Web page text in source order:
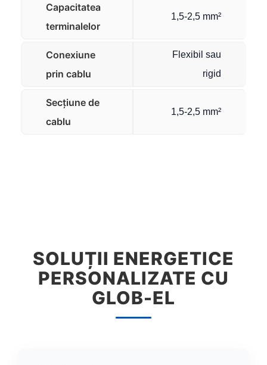
Capacitatea
terminalelor
1,5-2,5 mm²
Conexiune
prin cablu
Flexibil sau
rigid
Secțiune de
cablu
1,5-2,5 mm²
SOLUȚII ENERGETICE
PERSONALIZATE CU
GLOB-EL